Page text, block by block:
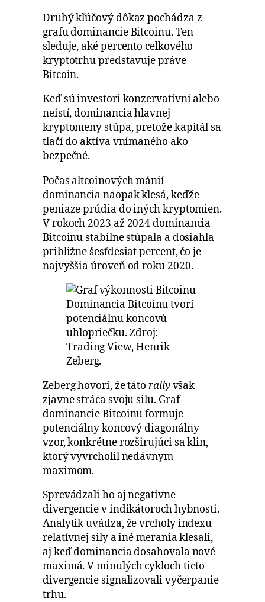
Druhý kľúčový dôkaz pochádza z
grafu dominancie Bitcoinu. Ten
sleduje, aké percento celkového
kryptotrhu predstavuje práve
Bitcoin.
Keď sú investori konzervatívni alebo
neistí, dominancia hlavnej
kryptomeny stúpa, pretože kapitál sa
tlačí do aktíva vnímaného ako
bezpečné.
Počas altcoinových mánií
dominancia naopak klesá, keďže
peniaze prúdia do iných kryptomien.
V rokoch 2023 až 2024 dominancia
Bitcoinu stabilne stúpala a dosiahla
približne šesťdesiat percent, čo je
najvyššia úroveň od roku 2020.
Dominancia Bitcoinu tvorí
potenciálnu koncovú
uhlopriečku. Zdroj:
Trading View, Henrik
Zeberg.
Zeberg hovorí, že tátorallyvšak
zjavne stráca svoju silu. Graf
dominancie Bitcoinu formuje
potenciálny koncový diagonálny
vzor, konkrétne rozširujúci sa klin,
ktorý vyvrcholil nedávnym
maximom.
Sprevádzali ho aj negatívne
divergencie v indikátoroch hybnosti.
Analytik uvádza, že vrcholy indexu
relatívnej sily a iné merania klesali,
aj keď dominancia dosahovala nové
maximá. V minulých cykloch tieto
divergencie signalizovali vyčerpanie
trhu.